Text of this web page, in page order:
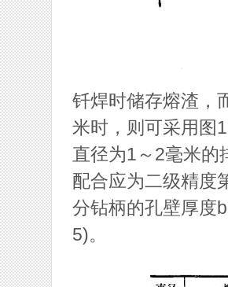
钎焊时储存熔渣，
米时，则可采用图
直径为1～2毫米的
配合应为二级精度
分钻柄的孔壁厚度
5)。